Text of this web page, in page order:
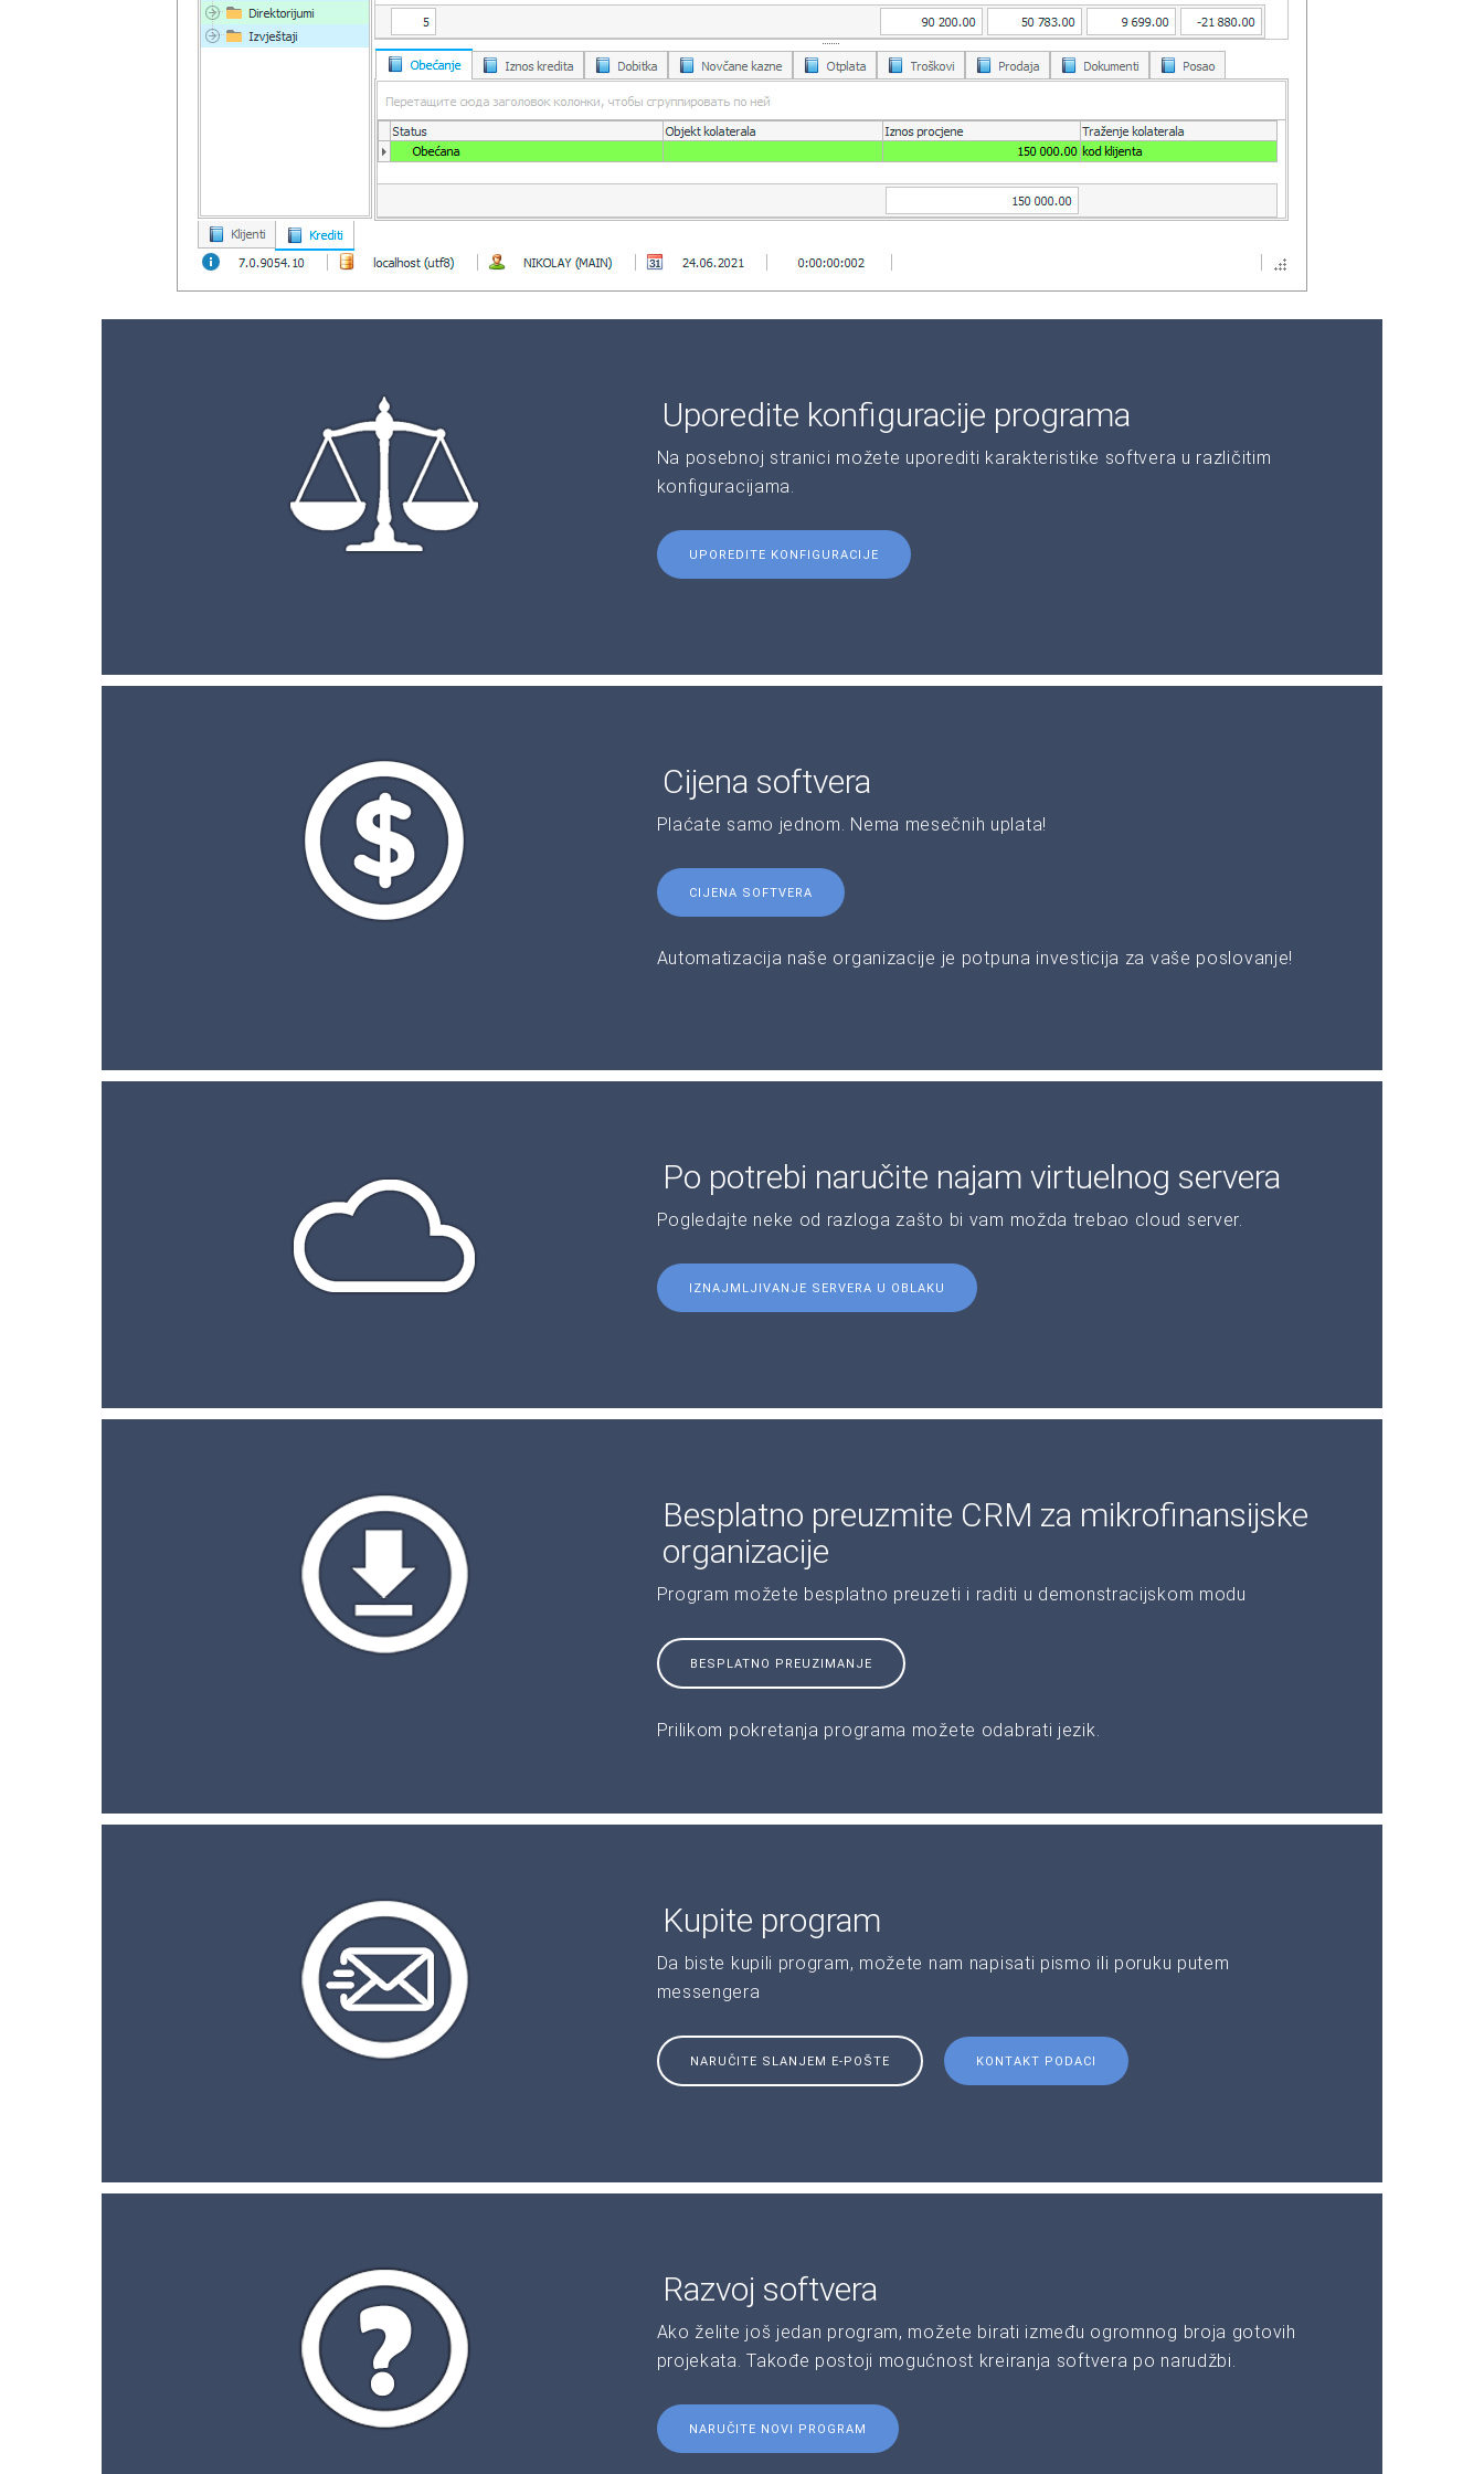
Uporedite konfiguracije programa
Na posebnoj stranici možete uporediti karakteristike softvera u različitim
konfiguracijama.
UPOREDITE KONFIGURACIJE
Cijena softvera
Plaćate samo jednom. Nema mesečnih uplata!
CIJENA SOFTVERA
Automatizacija naše organizacije je potpuna investicija za vaše poslovanje!
Po potrebi naručite najam virtuelnog servera
Pogledajte neke od razloga zašto bi vam možda trebao cloud server.
IZNAJMLJIVANJE SERVERA U OBLAKU
Besplatno preuzmite CRM za mikrofinansijske
organizacije
Program možete besplatno preuzeti i raditi u demonstracijskom modu
BESPLATNO PREUZIMANJE
Prilikom pokretanja programa možete odabrati jezik.
Kupite program
Da biste kupili program, možete nam napisati pismo ili poruku putem
messengera
NARUČITE SLANJEM E-POŠTE KONTAKT PODACI
Razvoj softvera
Ako želite još jedan program, možete birati između ogromnog broja gotovih
projekata. Takođe postoji mogućnost kreiranja softvera po narudžbi.
NARUČITE NOVI PROGRAM